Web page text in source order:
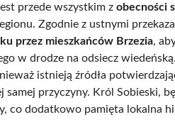
przede wszystkim zobecności
Zgodnie z ustnymi
przez mieszkańców Brzezia,
w drodze na odsiecz
istnieją źródła
samej przyczyny. Król Sobieski,
co dodatkowo pamięta lokalna